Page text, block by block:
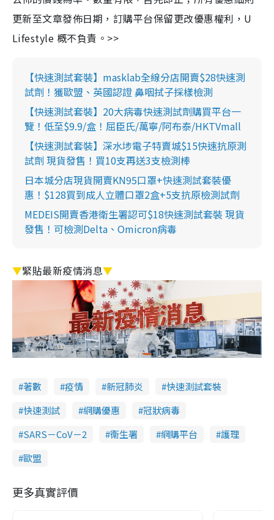
更新至文章發佈日期，訂購平台保留更改優惠權利，U
Lifestyle 概不負責。>>
【快速測試套裝】masklab全線分店開賣$28快速測
試劑！獲歐盟、英國認證 鼻咽拭子採樣檢測
【快速測試套裝】20大病毒快速測試劑購買平台一
覽！低至$9.9/盒！屈臣氏/萬寧/阿布泰/HKTVmall
【快速測試套裝】深水埗電子特賣城$15快速抗原測
試劑 現貨發售！買10支再送3支檢測棒
日本城分店現貨開賣KN95口罩+快速測試套裝優
惠！$128買到成人立體口罩2盒+5支抗原檢測試劑
MEDEIS開賣香港衛生署認可$18快速測試套裝 現貨
發售！可檢測Delta、Omicron病毒
▼緊貼最新疫情消息▼
著數 疫情 新冠肺炎
快速測試套裝
快速測試
網購優惠
冠狀病毒
SARS－CoV－2
衞生署 網購平台
護理
歐盟
更多真實評價